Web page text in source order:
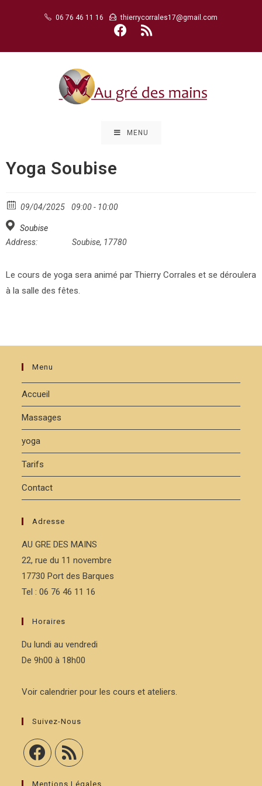
06 76 46 11 16 thierrycorrales17@gmail.com
MENU
Yoga Soubise
09/04/2025 09:00 - 10:00
Soubise
Address:
Soubise, 17780
Le cours de yoga sera animé par Thierry Corrales et se déroulera
à la salle des fêtes.
Menu
Accueil
Massages
yoga
Tarifs
Contact
Adresse
AU GRE DES MAINS
22, rue du 11 novembre
17730 Port des Barques
Tel : 06 76 46 11 16
Horaires
Du lundi au vendredi
De 9h00 à 18h00
Voir calendrier pour les cours et ateliers.
Suivez-Nous
Mentions Légales